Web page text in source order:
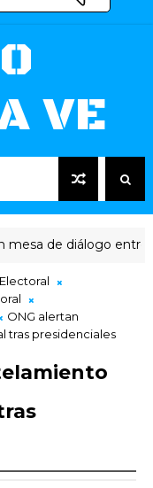
VE
entre chavismo y
ONG alertan
tras presidenciales